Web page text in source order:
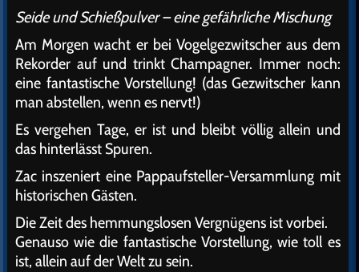
Seide und Schießpulver – eine gefährliche Mischung
Am Morgen wacht er bei Vogelgezwitscher aus dem
Rekorder auf und trinkt Champagner. Immer noch:
eine fantastische Vorstellung! (das Gezwitscher kann
man abstellen, wenn es nervt!)
Es vergehen Tage, er ist und bleibt völlig allein und
das hinterlässt Spuren.
Zac inszeniert eine Pappaufsteller-Versammlung mit
historischen Gästen.
Die Zeit des hemmungslosen Vergnügens ist vorbei.
Genauso wie die fantastische Vorstellung, wie toll es
ist, allein auf der Welt zu sein.